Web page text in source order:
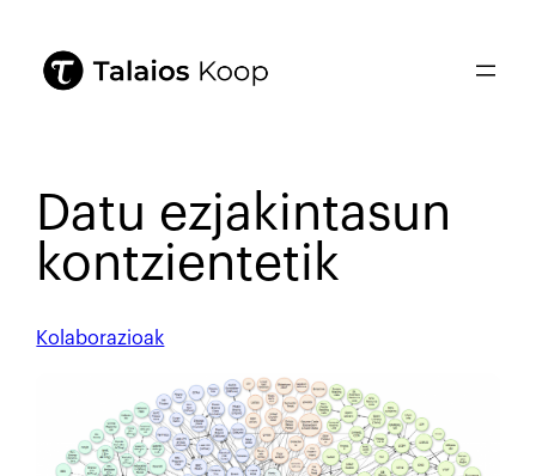
Datu ezjakintasun
kontzientetik
Kolaborazioak